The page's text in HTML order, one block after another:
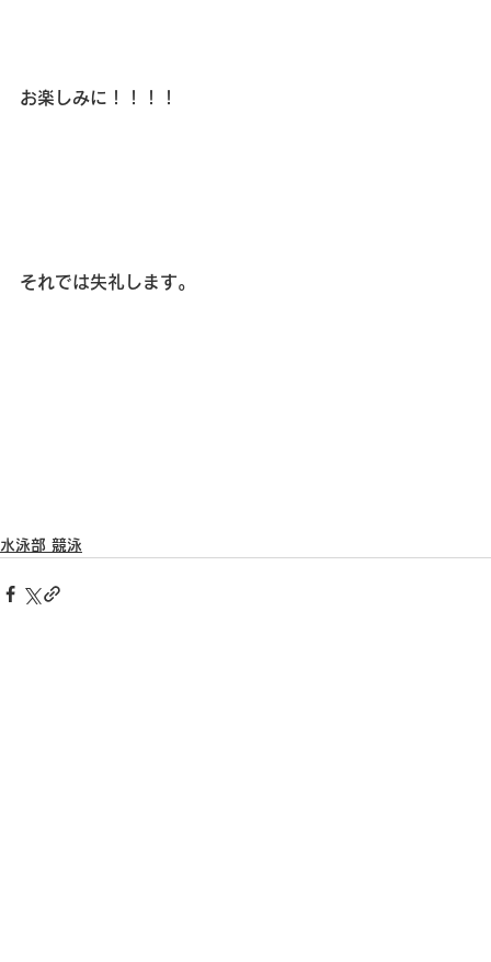
お楽しみに！！！！
それでは失礼します。
水泳部 競泳